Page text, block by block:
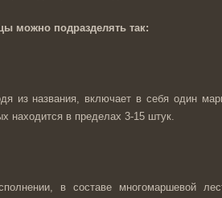
можно подразделять так:
из названия, включает в себя один
находится в пределах 3-15 штук.
в составе многомаршевой